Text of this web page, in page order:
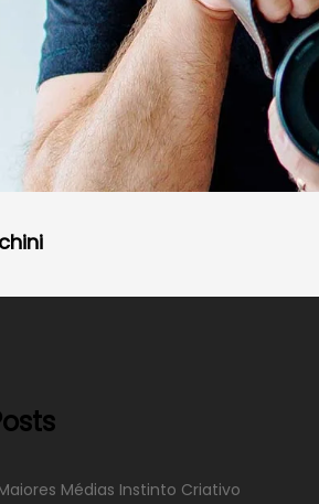
Médias Instinto Criativo